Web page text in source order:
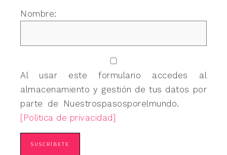
Nombre:
Al usar este formulario accedes al
almacenamiento y gestión de tus datos por
parte de Nuestrospasosporelmundo.
[Política de privacidad]